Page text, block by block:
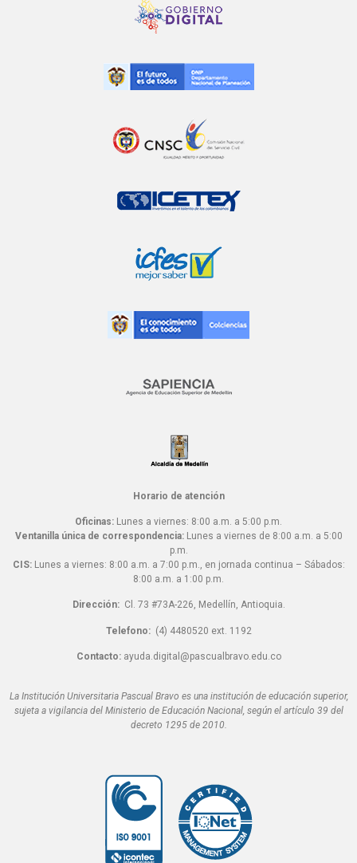
Horario de atención
Oficinas: Lunes a viernes: 8:00 a.m. a 5:00 p.m.
Ventanilla única de correspondencia:Lunes a viernes de 8:00 a.m. a 5:00
p.m.
CIS:Lunes a viernes: 8:00 a.m. a 7:00 p.m., en jornada continua – Sábados:
8:00 a.m. a 1:00 p.m.
Dirección: Cl. 73 #73A-226, Medellín, Antioquia.
Telefono:(4) 4480520 ext. 1192
Contacto:ayuda.digital@pascualbravo.edu.co
La Institución Universitaria Pascual Bravo es una institución de educación superior,
sujeta a vigilancia del Ministerio de Educación Nacional, según el artículo 39 del
decreto 1295 de 2010.